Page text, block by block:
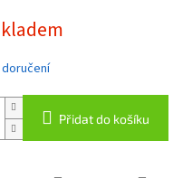
Přidat do košíku